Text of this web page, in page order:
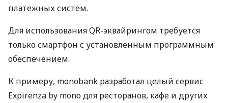
платежных систем.
Для использования QR-эквайрингом требуется
только смартфон с установленным программным
обеспечением.
К примеру, monobank разработал целый сервис
Expirenza by mono для ресторанов, кафе и других